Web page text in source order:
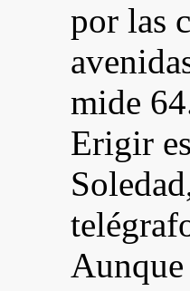
por las
mide
Erigir